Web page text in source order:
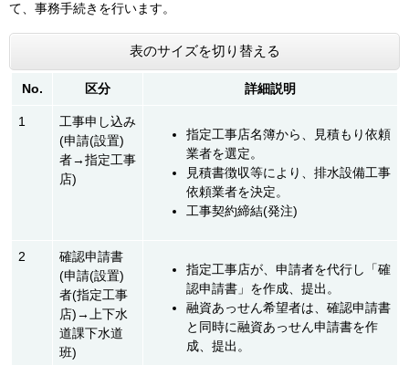
て、事務手続きを行います。
表のサイズを切り替える
No. 区分 詳細説明
1
工事申し込み
(申請(設置)
者→指定工事
店)
指定工事店名簿から、見積もり依頼
業者を選定。
見積書徴収等により、排水設備工事
依頼業者を決定。
工事契約締結(発注)
2
確認申請書
(申請(設置)
者(指定工事
店)→上下水
道課下水道
班)
指定工事店が、申請者を代行し「確
認申請書」を作成、提出。
融資あっせん希望者は、確認申請書
と同時に融資あっせん申請書を作
成、提出。